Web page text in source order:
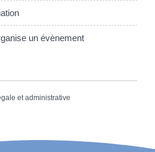
un évènement
et administrative